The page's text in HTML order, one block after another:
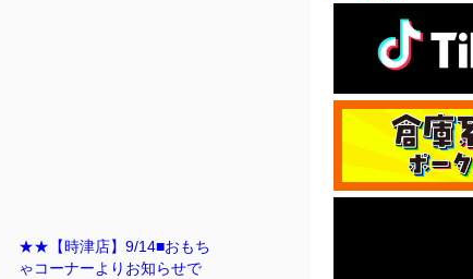
★★【時津店】9/14■おもち
ゃコーナーよりお知らせで